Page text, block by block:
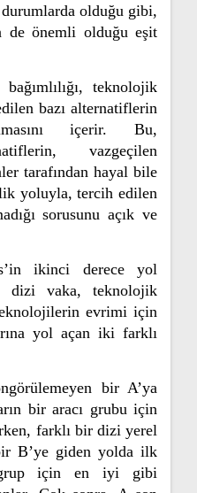
olduğu gibi,
de önemli olduğu eşit
teknolojik
bazı alternatiflerin
içerir. Bu,
vazgeçilen
tarafından hayal bile
yoluyla, tercih edilen
sorusunu açık ve
ikinci derece yol
dizi vaka, teknolojik
evrimi için
yol açan iki farklı
bir A’ya
bir aracı grubu için
farklı bir dizi yerel
B’ye giden yolda ilk
grup için en iyi gibi